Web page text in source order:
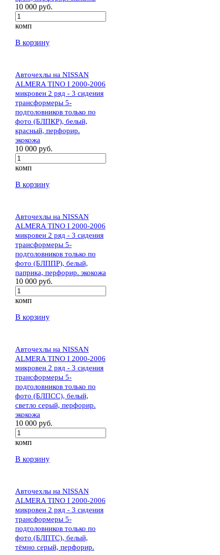
10 000 руб.
комп
В корзину
Авточехлы на NISSAN
ALMERA TINO I 2000-2006
микровен 2 ряд - 3 сидения
трансформеры 5-
подголовников только по
фото (БЛПКР), белый,
красный, перфорир.
экокожа
10 000 руб.
комп
В корзину
Авточехлы на NISSAN
ALMERA TINO I 2000-2006
микровен 2 ряд - 3 сидения
трансформеры 5-
подголовников только по
фото (БЛППР), белый,
паприка, перфорир. экокожа
10 000 руб.
комп
В корзину
Авточехлы на NISSAN
ALMERA TINO I 2000-2006
микровен 2 ряд - 3 сидения
трансформеры 5-
подголовников только по
фото (БЛПСС), белый,
светло серый, перфорир.
экокожа
10 000 руб.
комп
В корзину
Авточехлы на NISSAN
ALMERA TINO I 2000-2006
микровен 2 ряд - 3 сидения
трансформеры 5-
подголовников только по
фото (БЛПТС), белый,
тёмно серый, перфорир.